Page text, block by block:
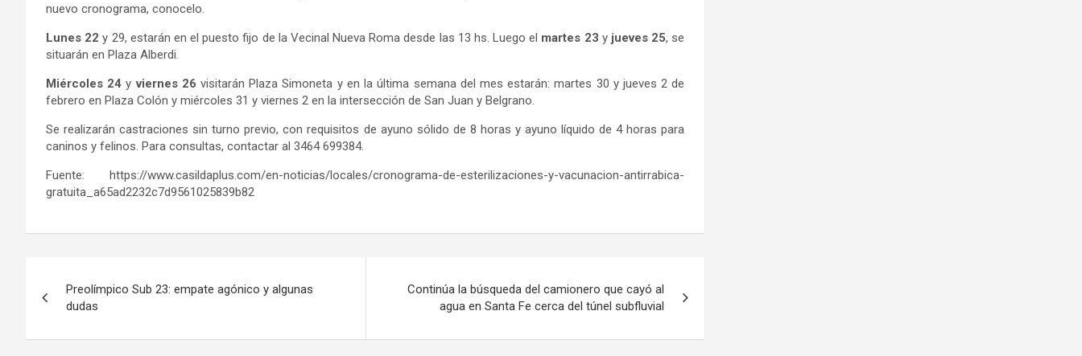
nuevo cronograma, conocelo.
Lunes 22 y 29, estarán en el puesto fijo de la Vecinal Nueva Roma desde las 13 hs. Luego el martes 23 y jueves 25, se
situarán en Plaza Alberdi.
Miércoles 24 yviernes 26 visitarán Plaza Simoneta y en la última semana del mes estarán: martes 30 y jueves 2 de
febrero en Plaza Colón y miércoles 31 y viernes 2 en la intersección de San Juan y Belgrano.
Se realizarán castraciones sin turno previo, con requisitos de ayuno sólido de 8 horas y ayuno líquido de 4 horas para
caninos y felinos. Para consultas, contactar al 3464 699384.
Fuente: https://www.casildaplus.com/en-noticias/locales/cronograma-de-esterilizaciones-y-vacunacion-antirrabica-
gratuita_a65ad2232c7d9561025839b82
de
entradas
Preolímpico Sub 23: empate agónico y algunas
dudas
Continúa la búsqueda del camionero que cayó al
agua en Santa Fe cerca del túnel subfluvial